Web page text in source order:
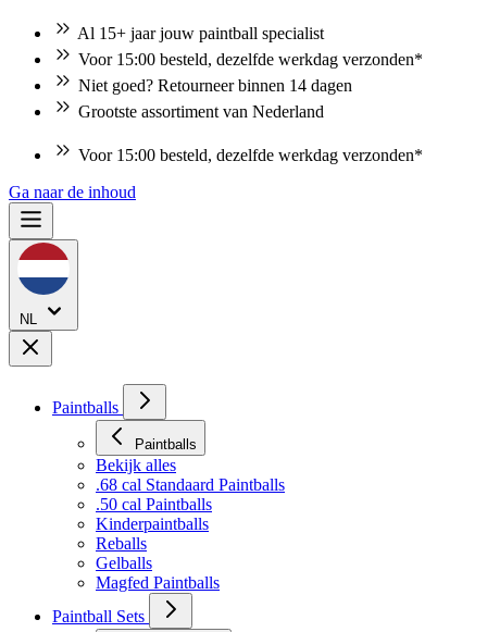
Al 15+ jaar jouw paintball specialist
Voor 15:00 besteld, dezelfde werkdag verzonden*
Niet goed? Retourneer binnen 14 dagen
Grootste assortiment van Nederland
Voor 15:00 besteld, dezelfde werkdag verzonden*
Ga naar de inhoud
NL
Paintballs
Paintballs
Bekijk alles
.68 cal Standaard Paintballs
.50 cal Paintballs
Kinderpaintballs
Reballs
Gelballs
Magfed Paintballs